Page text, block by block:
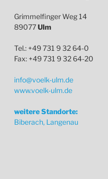
Grimmelfinger Weg 14
89077Ulm
Tel.: +49 731 9 32 64-0
Fax: +49 731 9 32 64-20
info@voelk-ulm.de
www.voelk-ulm.de
weitere Standorte:
Biberach, Langenau